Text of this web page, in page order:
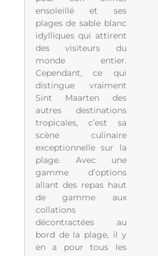
ensoleillé et ses
plages de sable blanc
idylliques qui attirent
des visiteurs du
monde entier.
Cependant, ce qui
distingue vraiment
Sint Maarten des
autres destinations
tropicales, c’est sa
scène culinaire
exceptionnelle sur la
plage. Avec une
gamme d’options
allant des repas haut
de gamme aux
collations
décontractées au
bord de la plage, il y
en a pour tous les